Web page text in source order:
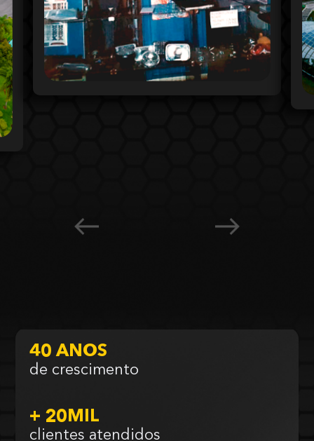
40 ANOS
de crescimento
+ 20MIL
clientes atendidos